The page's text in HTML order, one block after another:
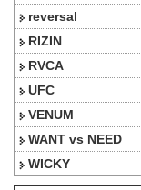
reversal
RIZIN
RVCA
UFC
VENUM
WANT vs NEED
WICKY